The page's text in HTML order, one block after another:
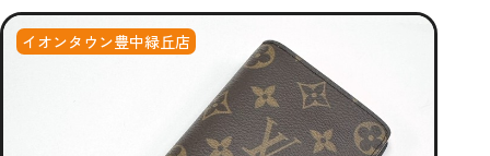
イオンタウン豊中緑丘店